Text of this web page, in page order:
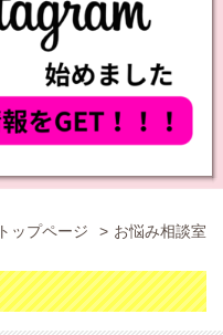
トップページ お悩み相談室